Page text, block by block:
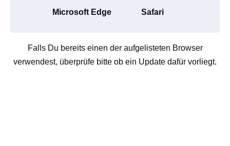
Microsoft Edge Safari
Falls Du bereits einen der aufgelisteten Browser
verwendest, überprüfe bitte ob ein Update dafür vorliegt.